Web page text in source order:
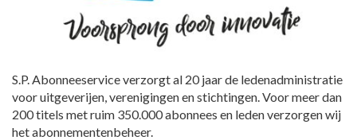
S.P. Abonneeservice verzorgt al 20 jaar de ledenadministratie
voor uitgeverijen, verenigingen en stichtingen. Voor meer dan
200 titels met ruim 350.000 abonnees en leden verzorgen wij
het abonnementenbeheer.